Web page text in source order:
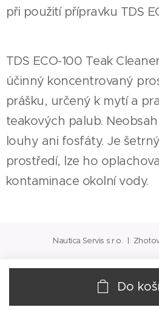
Do
při použití přípravku TDS
TDS ECO-100 Teak
účinný koncentrovaný
prášku, určený k mytí a
teakových palub.
louhy ani fosfáty. Je
prostředí, lze ho
kontaminace okolní vody.
Nautica Servis s.r.o. |